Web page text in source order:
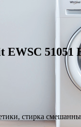
51051
стирка